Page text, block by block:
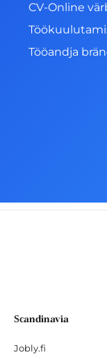
CV-Online
Tööandja
Scandinavia
Jobly.fi